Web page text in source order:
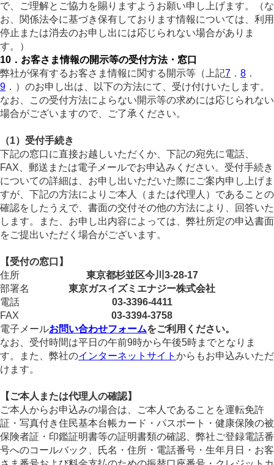
で、ご理解とご協力を賜りますようお願い申し上げます。（な
お、関係法令に基づき保有しております情報については、利用
停止または消去のお申し出には応じられない場合がありま
す。）
10．お客さま情報の開示等の受付方法・窓口
弊社が保有するお客さま情報に関する開示等（上記7 ． 8 ．
9 ．）のお申し出は、以下の方法にて、受け付けいたします。
なお、この受付方法によらない開示等の求めには応じられない
場合がございますので、ご了承ください。
（1）受付手続き
下記の窓口に直接お越しいただくか、下記の宛先に電話、
FAX、郵送または電子メールでお申込みください。受付手続き
についての詳細は、お申し出いただいた際にご案内申し上げま
すが、下記の方法によりご本人（または代理人）であることの
確認をしたうえで、書面の交付その他の方法により、回答いた
します。また、お申し出内容によっては、弊社所定の申込書面
をご提出いただく場合がございます。
【受付の窓口】
住所
東京都杉並区今川3-28-17
部署名
東京ガスイズミエナジー株式会社
電話
03-3396-4411
FAX
03-3394-3758
電子メールお問い合わせフォームをご利用ください。
なお、受付時間は平日の午前9時から午後5時までとなりま
す。また、弊社のインターネットサイト からもお申込みいただ
けます。
【ご本人または代理人の確認】
ご本人からお申込みの場合は、ご本人であることを運転免許
証・写真付き住民基本台帳カード・パスポート・健康保険の被
保険者証・印鑑証明書等の証明書類の確認、弊社ご登録電話番
号へのコールバック、氏名・住所・電話番号・生年月日・お客